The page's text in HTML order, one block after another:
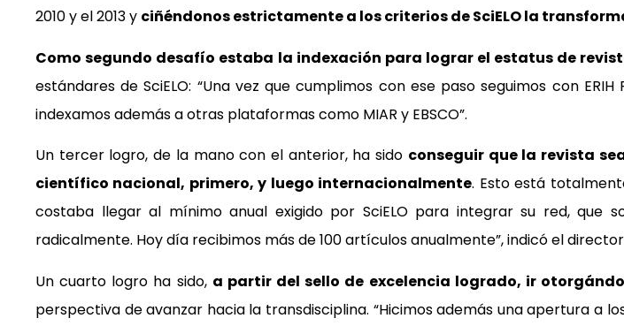
2010 y el 2013 y ciñéndonos estrictamente a los criterios de SciELO la
Como segundo desafío estaba la indexación para lograr el estatus de
estándares de SciELO: “Una vez que cumplimos con ese paso seguimos con
indexamos además a otras plataformas como MIAR y EBSCO”.
Un tercer logro, de la mano con el anterior, ha sido conseguir que la revista
científico nacional, primero, y luego internacionalmente. Esto está
costaba llegar al mínimo anual exigido por SciELO para integrar su red, que
radicalmente. Hoy día recibimos más de 100 artículos anualmente”, indicó el
Un cuarto logro ha sido, a partir del sello de excelencia logrado, ir
perspectiva de avanzar hacia la transdisciplina. “Hicimos además una apertura a